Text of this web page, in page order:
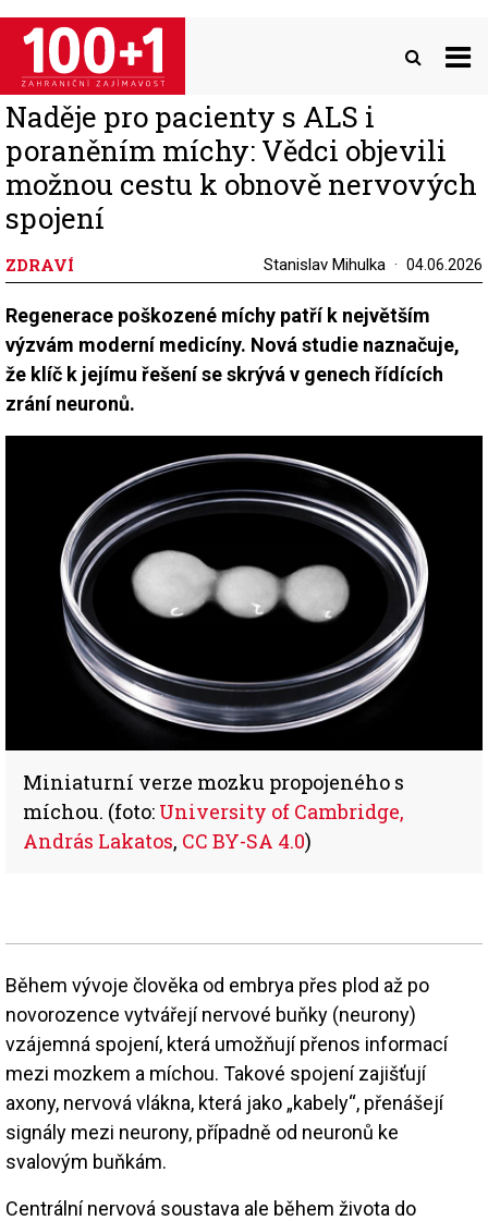
Přejít
hlavnímu
obsahu
Naděje pro pacienty s ALS i
poraněním míchy: Vědci objevili
možnou cestu k obnově nervových
spojení
ZDRAVÍ Stanislav Mihulka 04.06.2026
Regenerace poškozené míchy patří k největším
výzvám moderní medicíny. Nová studie naznačuje,
že klíč k jejímu řešení se skrývá v genech řídících
zrání neuronů.
Miniaturní verze mozku propojeného s
míchou. (foto: University of Cambridge,
András Lakatos, CC BY-SA 4.0)
Během vývoje člověka od embrya přes plod až po
novorozence vytvářejí nervové buňky (neurony)
vzájemná spojení, která umožňují přenos informací
mezi mozkem a míchou. Takové spojení zajišťují
axony, nervová vlákna, která jako „kabely“, přenášejí
signály mezi neurony, případně od neuronů ke
svalovým buňkám.
Centrální nervová soustava ale během života do